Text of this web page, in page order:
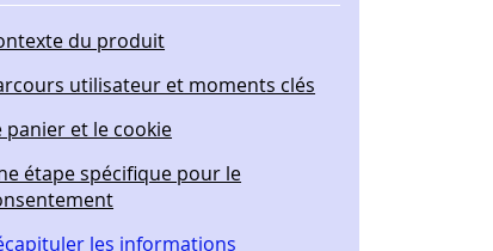
du produit
utilisateur et moments clés
panier et le cookie
étape spécifique pour le
les informations